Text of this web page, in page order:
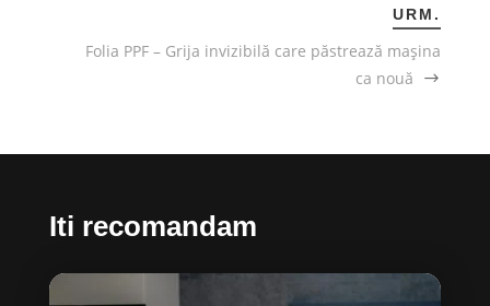
URM.
Folia PPF – Grija invizibilă care păstrează mașina
ca nouă
Iti recomandam